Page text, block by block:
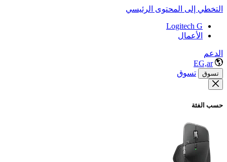
التخطي إلى المحتوى الرئيسي
Logitech G
الأعمال
الدعم
EG,ar
تسوق تسوق
حسب الفئة